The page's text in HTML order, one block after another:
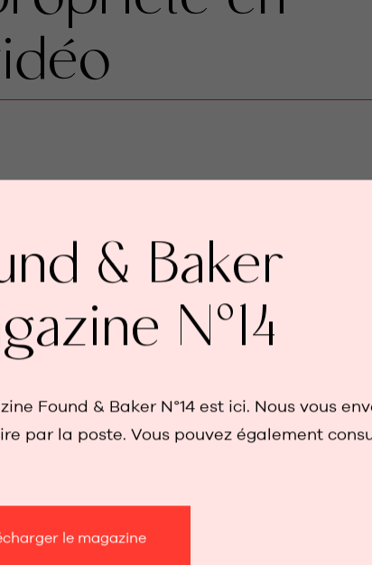
SURFACE HABITABLE
NOMBRE DE SALLES DE BAINS
& Baker
N°14
Found & Baker N°14 est ici. Nous vous
par la poste. Vous pouvez également
le magazine